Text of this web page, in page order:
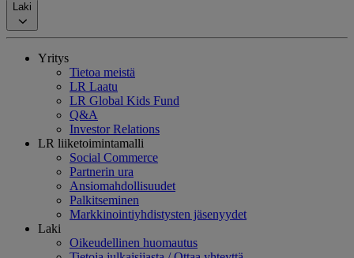
Laki
Yritys
Tietoa meistä
LR Laatu
LR Global Kids Fund
Q&A
Investor Relations
LR liiketoimintamalli
Social Commerce
Partnerin ura
Ansiomahdollisuudet
Palkitseminen
Markkinointiyhdistysten jäsenyydet
Laki
Oikeudellinen huomautus